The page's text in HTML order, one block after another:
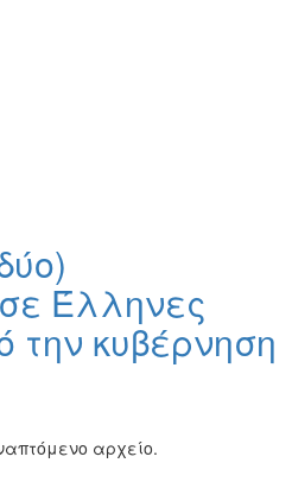
Έλληνες
την κυβέρνηση
αρχείο.